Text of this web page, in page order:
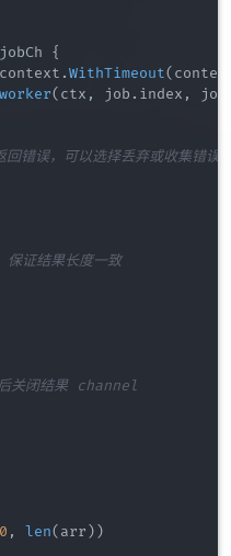
jobCh {
context .WithTimeout(
worker( ctx , job . index , job
误，可以选择丢弃或收集错误
证结果长度一致
关闭结果 channel
0 , len( arr ) )